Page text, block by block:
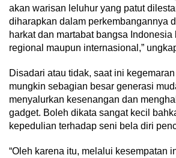
akan warisan leluhur yang patut
diharapkan dalam perkembangannya
harkat dan martabat bangsa
regional maupun internasional,”
Disadari atau tidak, saat ini
mungkin sebagian besar generasi
menyalurkan kesenangan dan
gadget. Boleh dikata sangat kecil
kepedulian terhadap seni bela diri
“Oleh karena itu, melalui kesempatan